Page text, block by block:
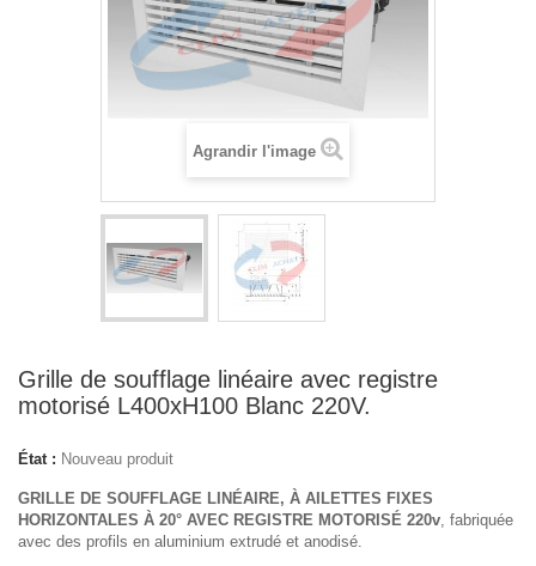
Agrandir l'image
Grille de soufflage linéaire avec registre
motorisé L400xH100 Blanc 220V.
État : Nouveau produit
GRILLE DE SOUFFLAGE LINÉAIRE, À AILETTES FIXES
HORIZONTALES À 20° AVEC REGISTRE MOTORISÉ 220v, fabriquée
avec des profils en aluminium extrudé et anodisé.